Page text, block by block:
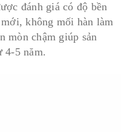
đánh giá có độ bền
không mối hàn làm
mòn chậm giúp sản
4-5 năm.